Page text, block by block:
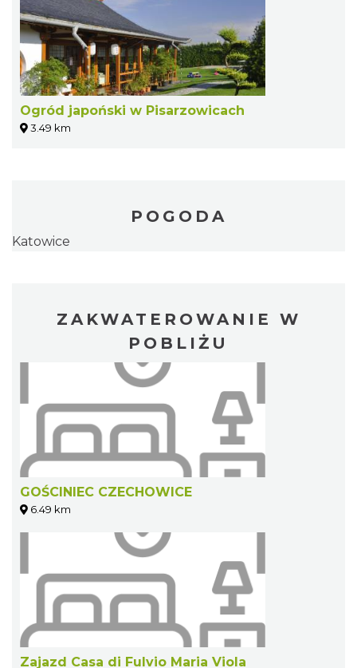
Ogród japoński w Pisarzowicach
3.49 km
POGODA
Katowice
ZAKWATEROWANIE W
POBLIŻU
GOŚCINIEC CZECHOWICE
6.49 km
Zajazd Casa di Fulvio Maria Viola